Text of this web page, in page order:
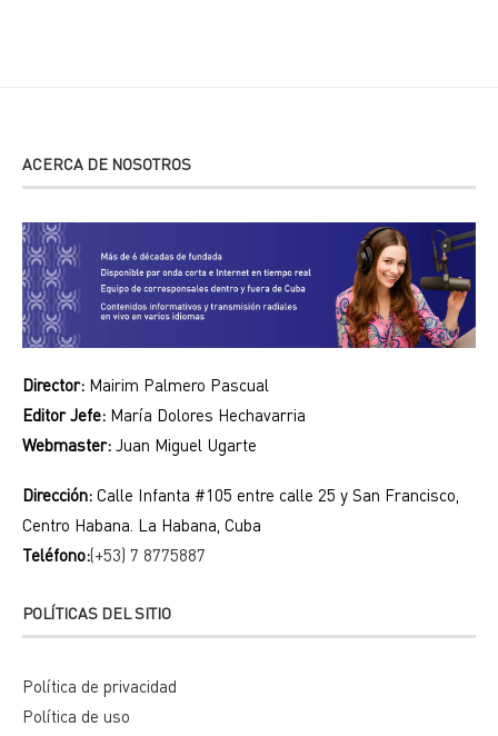
ACERCA DE NOSOTROS
Director: Mairim Palmero Pascual
Editor Jefe: María Dolores Hechavarria
Webmaster: Juan Miguel Ugarte
Dirección: Calle Infanta #105 entre calle 25 y San Francisco,
Centro Habana. La Habana, Cuba
Teléfono:(+53) 7 8775887
POLÍTICAS DEL SITIO
Política de privacidad
Política de uso